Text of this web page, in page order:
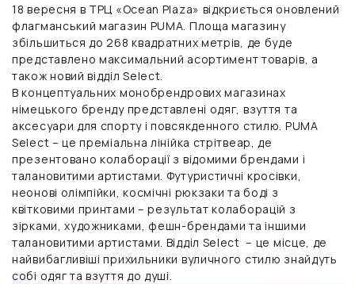
18 вересня в ТРЦ «Ocean Plaza» відкриється оновлений
флагманський магазин PUMA. Площа магазину
збільшиться до 268 квадратних метрів, де буде
представлено максимальний асортимент товарів, а
також новий відділ Select.
В концептуальних монобрендрових магазинах
німецького бренду представлені одяг, взуття та
аксесуари для спорту і повсякденного стилю. PUMA
Select – це преміальна лінійка стрітвеар, де
презентовано колаборації з відомими брендами і
талановитими артистами. Футуристичні кросівки,
неонові олімпійки, космічні рюкзаки та боді з
квітковими принтами – результат колаборацій з
зірками, художниками, фешн-брендами та іншими
талановитими артистами. Відділ Select – це місце, де
найвибагливіші прихильники вуличного стилю знайдуть
собі одяг та взуття до душі.